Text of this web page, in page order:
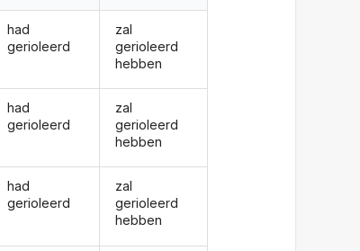
had
gerioleerd
had
gerioleerd
had
gerioleerd
zal
gerioleerd
hebben
zal
gerioleerd
hebben
zal
gerioleerd
hebben